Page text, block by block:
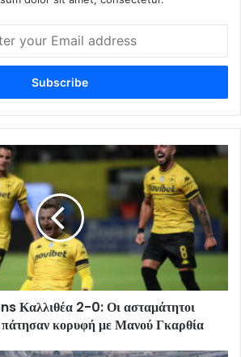
Καλλιθέα 2-0: Οι ασταμάτητοι
πάτησαν κορυφή με Μανού Γκαρθία